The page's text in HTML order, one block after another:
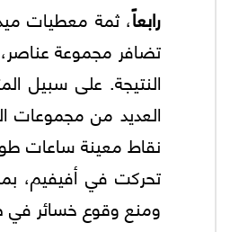
رابعاً، ثمة معطيات
تضافر مجموعة
النتيجة. على سبيل
العديد من مجموعات
نقاط معينة ساعات
تحركت في أفيفيم،
ومنع وقوع خسائر